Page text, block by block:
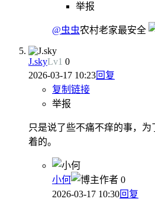
举报
@虫虫农村老家最安全
J.skyLv1 0
2026-03-17 10:23回复
复制链接
举报
只是说了些不痛不痒的事，
着的。
小何 作者 0
2026-03-17 10:30回复